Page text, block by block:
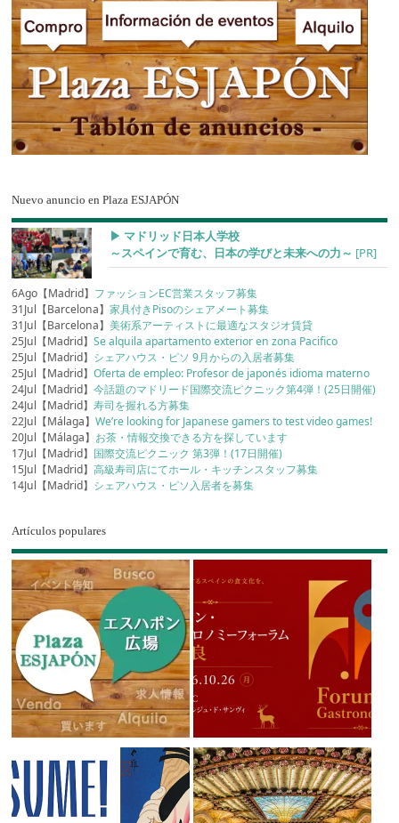
Nuevo anuncio en Plaza ESJAPÓN
▶︎ マドリッド日本人学校
～スペインで育む、日本の学びと未来への力～ [PR]
6Ago【Madrid】 ファッションEC営業スタッフ募集
31Jul【Barcelona】家具付きPisoのシェアメート募集
31Jul【Barcelona】美術系アーティストに最適なスタジオ賃貸
25Jul【Madrid】Se alquila apartamento exterior en zona Pacifico
25Jul【Madrid】 シェアハウス・ピソ 9月からの入居者募集
25Jul【Madrid】Oferta de empleo: Profesor de japonés idioma materno
24Jul【Madrid】今話題のマドリード国際交流ピクニック第4弾！(25日開催)
24Jul【Madrid】寿司を握れる方募集
22Jul【Málaga】We’re looking for Japanese gamers to test video games!
20Jul【Málaga】 お茶・情報交換できる方を探しています
17Jul【Madrid】 国際交流ピクニック 第3弾！(17日開催)
15Jul【Madrid】高級寿司店にてホール・キッチンスタッフ募集
14Jul【Madrid】 シェアハウス・ピソ入居者を募集
Artículos populares